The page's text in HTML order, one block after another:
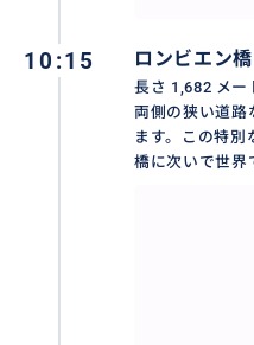
10:15 ロンビエン橋
長さ 1,682 メー
両側の狭い道路
ます。この特別
橋に次いで世界